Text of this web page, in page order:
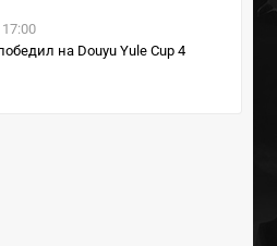
на Douyu Yule Cup 4